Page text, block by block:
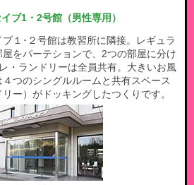
ブ1・2号館（男性専用）
１･２号館は教習所に隣接。レギュラ
をパーテションで、2つの部屋に分け
・ランドリーは全員共有。大きいお風
つのシングルルームと共有スペース
ー）がドッキングしたつくりです。